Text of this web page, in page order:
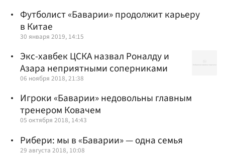
Футболист «Баварии» продолжит карьеру
в Китае
30 января 2019, 14:15
Экс-хавбек ЦСКА назвал Роналду и
Азара неприятными соперниками
06 ноября 2018, 21:38
Игроки «Баварии» недовольны главным
тренером Ковачем
05 октября 2018, 14:43
Рибери: мы в «Баварии» — одна семья
29 августа 2018, 10:08